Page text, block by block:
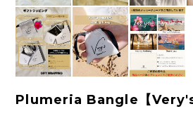
Plumeria Bangle【